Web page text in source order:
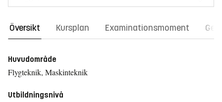
Översikt Kursplan Examinationsmoment
Huvudområde
Flygteknik, Maskinteknik
Utbildningsnivå